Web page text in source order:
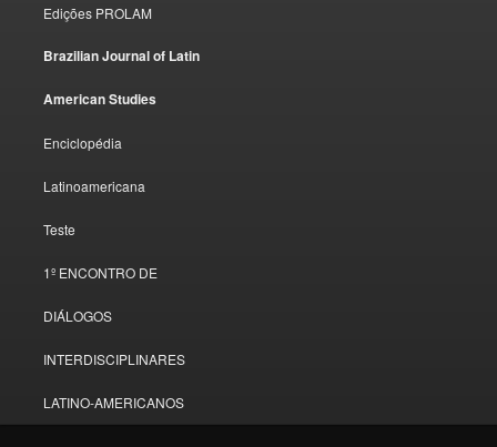
Edições PROLAM
Brazilian Journal of Latin
American Studies
Enciclopédia
Latinoamericana
Teste
1º ENCONTRO DE
DIÁLOGOS
INTERDISCIPLINARES
LATINO-AMERICANOS